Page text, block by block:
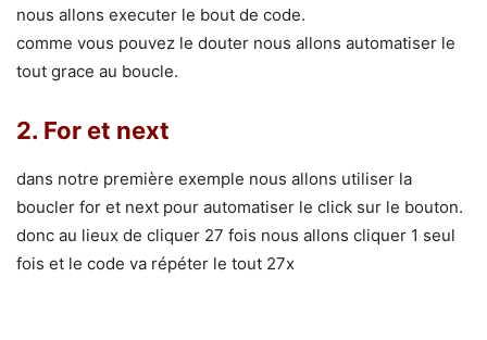
nous allons executer le bout de code.
comme vous pouvez le douter nous allons automatiser le
tout grace au boucle.
2. For et next
dans notre première exemple nous allons utiliser la
boucler for et next pour automatiser le click sur le bouton.
donc au lieux de cliquer 27 fois nous allons cliquer 1 seul
fois et le code va répéter le tout 27x